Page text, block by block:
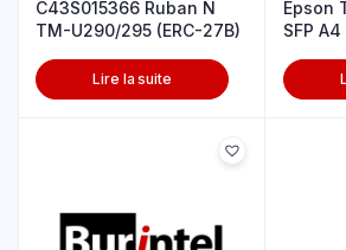
C43S015366 Ruban N
TM-U290/295 (ERC-27B)
Lire la suite
Epson
SFP